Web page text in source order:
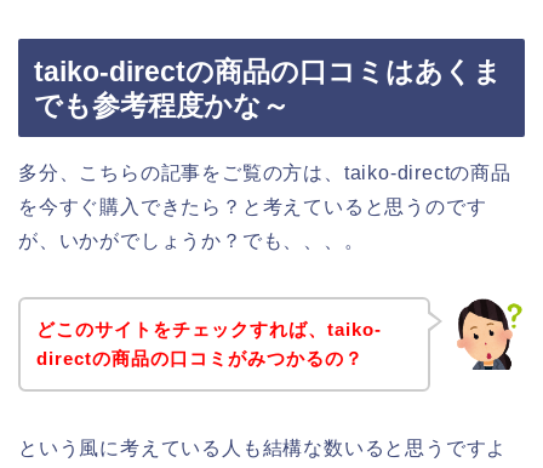
taiko-directの商品の口コミはあくま
でも参考程度かな～
多分、こちらの記事をご覧の方は、taiko-directの商品
を今すぐ購入できたら？と考えていると思うのです
が、いかがでしょうか？でも、、、。
どこのサイトをチェックすれば、taiko-
directの商品の口コミがみつかるの？
という風に考えている人も結構な数いると思うですよ